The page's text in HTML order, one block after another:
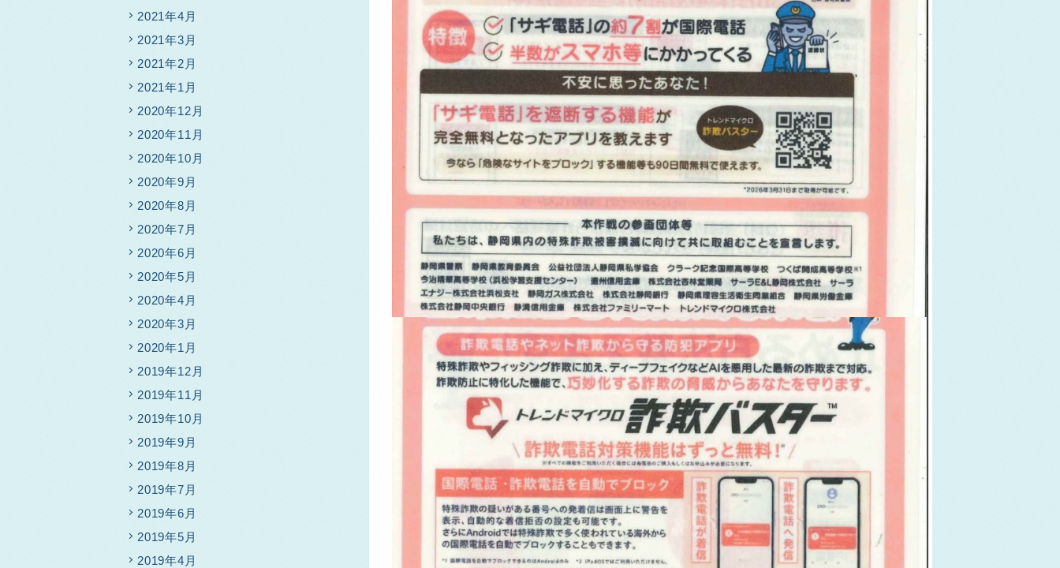
2021年4月
2021年3月
2021年2月
2021年1月
2020年12月
2020年11月
2020年10月
2020年9月
2020年8月
2020年7月
2020年6月
2020年5月
2020年4月
2020年3月
2020年1月
2019年12月
2019年11月
2019年10月
2019年9月
2019年8月
2019年7月
2019年6月
2019年5月
2019年4月